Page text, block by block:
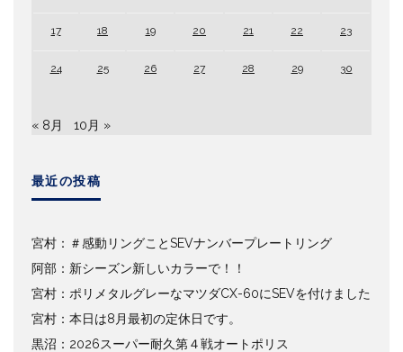
17 18 19 20 21 22 23
24 25 26 27 28 29 30
« 8月 10月 »
最近の投稿
宮村：＃感動リングことSEVナンバープレートリング
阿部：新シーズン新しいカラーで！！
宮村：ポリメタルグレーなマツダCX-60にSEVを付けました
宮村：本日は8月最初の定休日です。
黒沼：2026スーパー耐久第４戦オートポリス